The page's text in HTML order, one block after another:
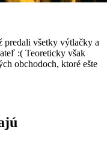
predali všetky výtlačky a
:( Teoreticky však
obchodoch, ktoré ešte